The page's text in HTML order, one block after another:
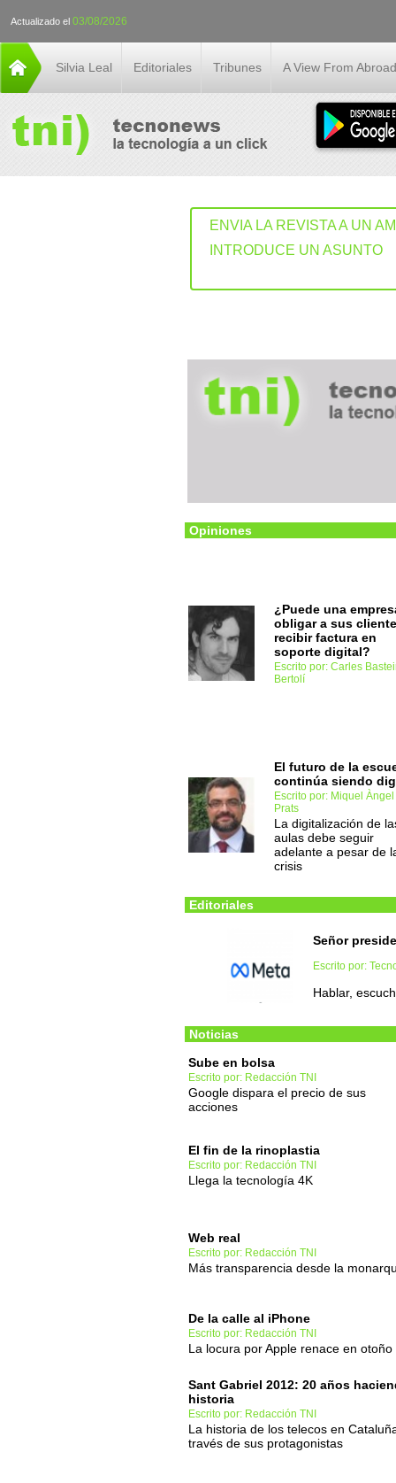
Actualizado el 03/08/2026
Silvia Leal Editoriales Tribunes A View From Abroad
ENVIA LA REVISTA A UN
INTRODUCE UN ASUNTO
Opiniones
¿Puede una
obligar a sus
recibir factura en
soporte digital?
Escrito por: Carles
Bertolí
El futuro de la
continúa siendo
Escrito por: Miquel Àngel
Prats
La digitalización de
aulas debe seguir
adelante a pesar de
crisis
Editoriales
Señor
Escrito por:
Hablar,
Noticias
Sube en bolsa
Escrito por: Redacción TNI
Google dispara el precio de sus
acciones
El fin de la rinoplastia
Escrito por: Redacción TNI
Llega la tecnología 4K
Web real
Escrito por: Redacción TNI
Más transparencia desde la
De la calle al iPhone
Escrito por: Redacción TNI
La locura por Apple renace en otoño
Sant Gabriel 2012: 20 años
historia
Escrito por: Redacción TNI
La historia de los telecos en
través de sus protagonistas